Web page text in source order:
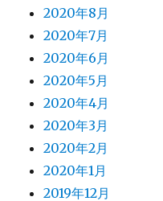
2020年8月
2020年7月
2020年6月
2020年5月
2020年4月
2020年3月
2020年2月
2020年1月
2019年12月